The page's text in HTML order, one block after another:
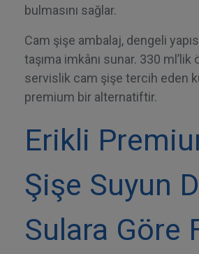
bulmasını sağlar.
Cam şişe ambalaj, dengeli
taşıma imkânı sunar. 330 ml’lik
servislik cam şişe tercih eden
premium bir alternatiftir.
Erikli
Şişe Suyun
Sulara Göre